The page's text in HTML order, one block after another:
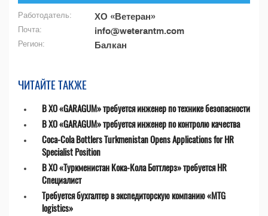
Работодатель: ХО «Ветеран»
Почта: info@weterantm.com
Регион: Балкан
ЧИТАЙТЕ ТАКЖЕ
В ХО «GARAGUM» требуется инженер по технике безопасности
В ХО «GARAGUM» требуется инженер по контролю качества
Coca-Cola Bottlers Turkmenistan Opens Applications for HR
Specialist Position
В ХО «Туркменистан Кока-Кола Боттлерз» требуется HR
Специалист
Требуется бухгалтер в экспедиторскую компанию «MTG
logistics»